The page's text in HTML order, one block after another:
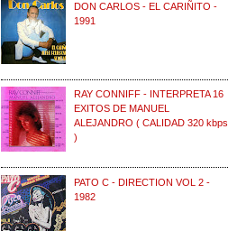
DON CARLOS - EL CARIÑITO -
1991
RAY CONNIFF - INTERPRETA 16
EXITOS DE MANUEL
ALEJANDRO ( CALIDAD 320 kbps
)
PATO C - DIRECTION VOL 2 -
1982